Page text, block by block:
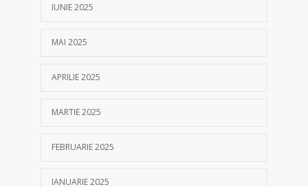
IUNIE 2025
MAI 2025
APRILIE 2025
MARTIE 2025
FEBRUARIE 2025
IANUARIE 2025